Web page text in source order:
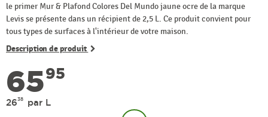
le primer Mur & Plafond Colores Del Mundo jaune ocre de la marque
Levis se présente dans un récipient de 2,5 L. Ce produit convient pour
tous types de surfaces à l'intérieur de votre maison.
Description de produit
6595
2638 par L